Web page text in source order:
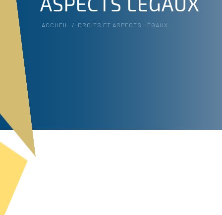
ACCUEIL / DROITS ET ASPECTS LÉGAUX